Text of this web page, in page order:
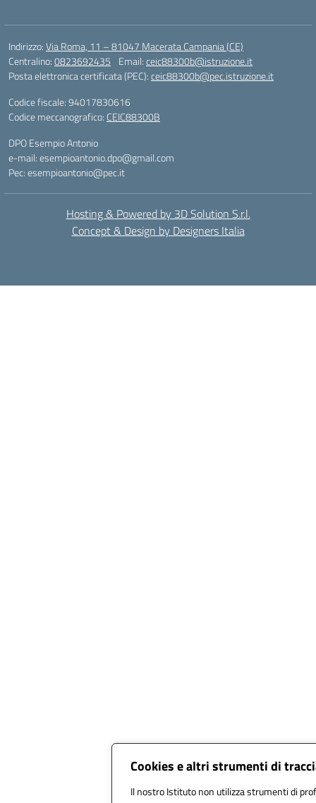
Cookies e altri strumenti di
Il nostro Istituto non utilizza strumenti di
Indirizzo:Via Roma, 11 – 81047 Macerata Campania (CE)
Centralino:0823692435 Email:ceic88300b@istruzione.it
Posta elettronica certificata (PEC):ceic88300b@pec.istruzione.it
Codice fiscale: 94017830616
Codice meccanografico: CEIC88300B
DPO Esempio Antonio
e-mail: esempioantonio.dpo@gmail.com
Pec: esempioantonio@pec.it
Hosting & Powered by 3D Solution S.r.l.
Concept & Design by Designers Italia